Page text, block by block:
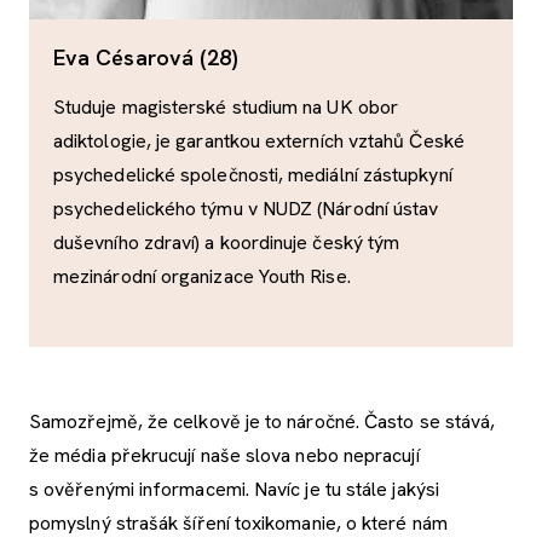
Eva Césarová (28)
Studuje magisterské studium na UK obor
adiktologie, je garantkou externích vztahů České
psychedelické společnosti, mediální zástupkyní
psychedelického týmu v NUDZ (Národní ústav
duševního zdraví) a koordinuje český tým
mezinárodní organizace Youth Rise.
Samozřejmě, že celkově je to náročné. Často se stává,
že média překrucují naše slova nebo nepracují
s ověřenými informacemi. Navíc je tu stále jakýsi
pomyslný strašák šíření toxikomanie, o které nám